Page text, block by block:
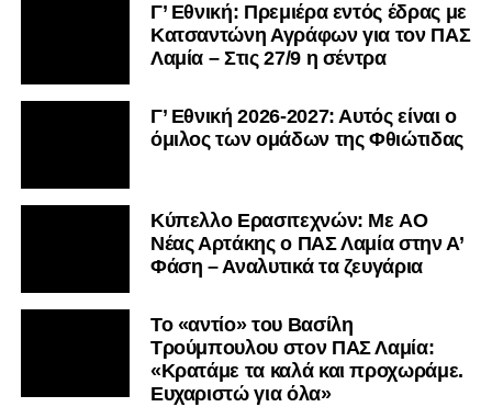
Γ’ Εθνική: Πρεμιέρα εντός έδρας με
Κατσαντώνη Αγράφων για τον ΠΑΣ
Λαμία – Στις 27/9 η σέντρα
Γ’ Εθνική 2026-2027: Αυτός είναι ο
όμιλος των ομάδων της Φθιώτιδας
Kύπελλο Ερασιτεχνών: Με AO
Nέας Αρτάκης ο ΠΑΣ Λαμία στην Α’
Φάση – Αναλυτικά τα ζευγάρια
Το «αντίο» του Βασίλη
Τρούμπουλου στον ΠΑΣ Λαμία:
«Κρατάμε τα καλά και προχωράμε.
Ευχαριστώ για όλα»